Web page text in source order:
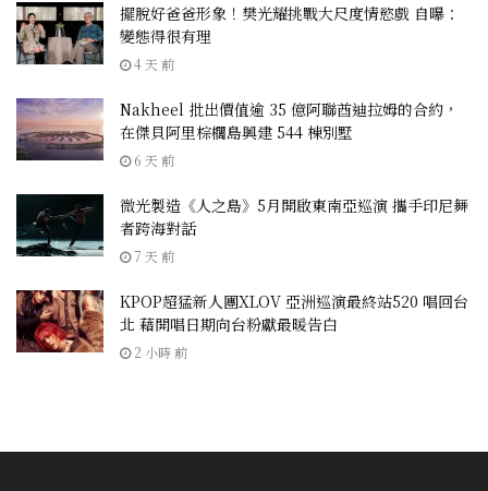
擺脫好爸爸形象！樊光耀挑戰大尺度情慾戲 自曝：
變態得很有理
4 天 前
Nakheel 批出價值逾 35 億阿聯酋迪拉姆的合約，
在傑貝阿里棕櫚島興建 544 棟別墅
6 天 前
微光製造《人之島》5月開啟東南亞巡演 攜手印尼舞
者跨海對話
7 天 前
KPOP超猛新人團XLOV 亞洲巡演最終站520 唱回台
北 藉開唱日期向台粉獻最暖告白
2 小時 前